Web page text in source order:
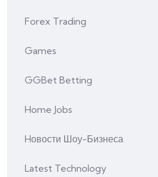
Forex Trading
Games
GGBet Betting
Home Jobs
Hовости Шоу-Бизнеса
Latest Technology